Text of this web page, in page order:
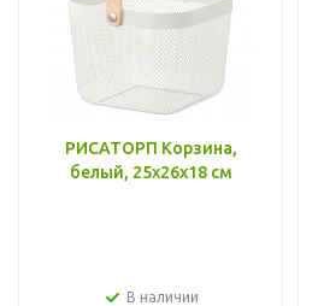
РИСАТОРП Корзина,
белый, 25x26x18 см
В наличии